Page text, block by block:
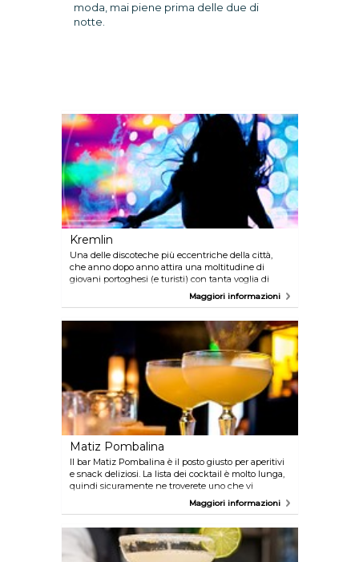
moda, mai piene prima delle due di
notte.
Kremlin
Una delle discoteche più eccentriche della città,
che anno dopo anno attira una moltitudine di
giovani portoghesi (e turisti) con tanta voglia di
divertirsi e ballare la Techno e l’Acid.Maggiori informazioni
Matiz Pombalina
Il bar Matiz Pombalina è il posto giusto per aperitivi
e snack deliziosi. La lista dei cocktail è molto lunga,
quindi sicuramente ne troverete uno che vi
Maggiori informazioni